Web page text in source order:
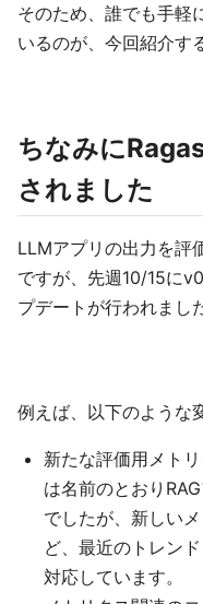
そのため、誰でも手軽
いるのが、今回紹介す
ちなみに
されました
LLMアプリの出力を評
ですが、先週10/15に
プデートが行われまし
例えば、以下のような
新たな評価用メト
は名前のとおり
でしたが、新しい
ど、最近のトレン
対応しています。